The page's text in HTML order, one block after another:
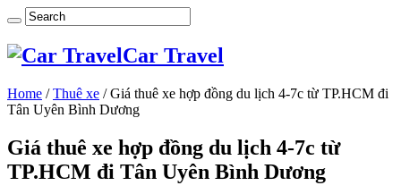
Car Travel
Home / Thuê xe / Giá thuê xe hợp đồng du lịch 4-7c từ TP.HCM đi
Tân Uyên Bình Dương
Giá thuê xe hợp đồng du lịch 4-7c từ
TP.HCM đi Tân Uyên Bình Dương